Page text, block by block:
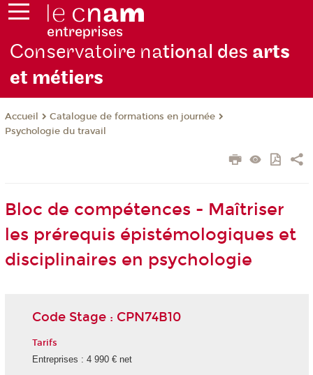
Conservatoire national des arts
et métiers
Accueil
Catalogue de formations en journée
Psychologie du travail
Bloc de compétences - Maîtriser
les prérequis épistémologiques et
disciplinaires en psychologie
Code Stage : CPN74B10
Tarifs
Entreprises : 4 990 € net